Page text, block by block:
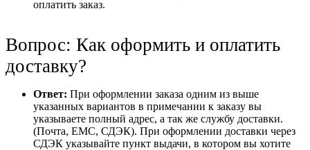
оплатить заказ.
Вопрос: Как оформить и оплатить
доставку?
Ответ: При оформлении заказа одним из выше
указанных вариантов в примечании к заказу вы
указываете полный адрес, а так же службу доставки.
(Почта, ЕМС, СДЭК). При оформлении доставки через
СДЭК указывайте пункт выдачи, в котором вы хотите